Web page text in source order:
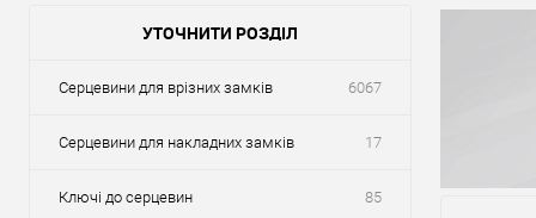
УТОЧНИТИ РОЗДІЛ
Серцевини для врізних замків 6067
Серцевини для накладних замків 17
Ключі до серцевин 85